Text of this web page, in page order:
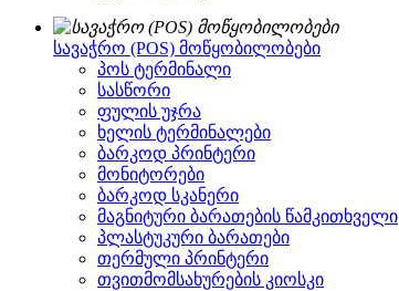
სავაჭრო (POS) მოწყობილობები
პოს ტერმინალი
სასწორი
ფულის უჯრა
ხელის ტერმინალები
ბარკოდ პრინტერი
მონიტორები
ბარკოდ სკანერი
მაგნიტური ბარათების წამკითხველი
პლასტუკური ბარათები
თერმული პრინტერი
თვითმომსახურების კიოსკი